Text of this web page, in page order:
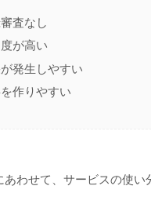
査なし
が高い
発生しやすい
作りやすい
わせて、サービスの使い